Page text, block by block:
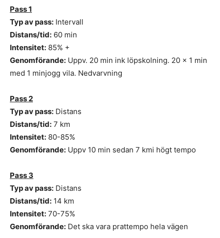
Pass 1
Typ av pass: Intervall
Distans/tid: 60 min
Intensitet: 85% +
Genomförande: Uppv. 20 min ink löpskolning. 20 x 1 min
med 1 minjogg vila. Nedvarvning
Pass 2
Typ av pass: Distans
Distans/tid: 7 km
Intensitet: 80-85%
Genomförande: Uppv 10 min sedan 7 kmi högt tempo
Pass 3
Typ av pass: Distans
Distans/tid: 14 km
Intensitet: 70-75%
Genomförande: Det ska vara prattempo hela vägen